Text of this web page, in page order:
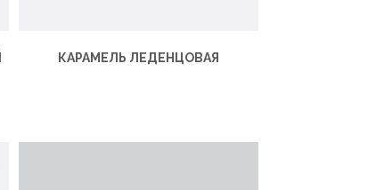
КАРАМЕЛЬ ЛЕДЕНЦОВАЯ